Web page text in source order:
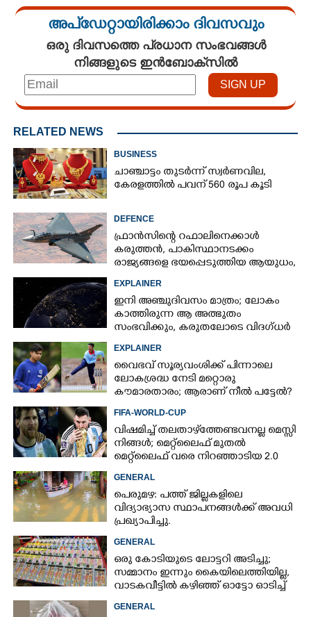
അപ്ഡേറ്റായിരിക്കാം ദിവസവും
ഒരു ദിവസത്തെ പ്രധാന സംഭവങ്ങൾ
നിങ്ങളുടെ ഇൻബോക്സിൽ
RELATED NEWS
BUSINESS
ചാഞ്ചാട്ടം തുടർന്ന് സ്വർണവില,
കേരളത്തിൽ പവന് 560 രൂപ കൂടി
DEFENCE
ഫ്രാൻസിന്റെ റഫാലിനെക്കാൾ
കരുത്തൻ,​ പാകിസ്ഥാനടക്കം
രാജ്യങ്ങളെ ഭയപ്പെടുത്തിയ ആയുധം,​
ഇന്ത്യ നിർമ്മിച്ച എണ്ണം 100ലേക്ക്
EXPLAINER
ഇനി അഞ്ചുദിവസം മാത്രം; ലോകം
കാത്തിരുന്ന ആ അത്ഭുതം
സംഭവിക്കും, കരുതലോടെ വിദഗ്ധർ
EXPLAINER
വൈഭവ് സൂര്യവംശിക്ക് പിന്നാലെ
ലോകശ്രദ്ധ നേടി മറ്റൊരു
കൗമാരതാരം; ആരാണ് നീൽ പട്ടേൽ?
FIFA-WORLD-CUP
വിഷമിച്ച് തലതാഴ്‌ത്തേണ്ടവനല്ല മെസ്സി
നിങ്ങള്‍; മെറ്റ്‌ലൈഫ് മുതല്‍
മെറ്റ്‌ലൈഫ് വരെ നിറഞ്ഞാടിയ 2.0
GENERAL
പെരുമഴ: പത്ത് ജില്ലകളിലെ
വിദ്യാഭ്യാസ സ്ഥാപനങ്ങൾക്ക് അവധി
പ്രഖ്യാപിച്ചു.
GENERAL
ഒരു കോടിയുടെ ലോട്ടറി അടിച്ചു;
സമ്മാനം ഇന്നും കൈയിലെത്തിയില്ല,
വാടകവീട്ടിൽ കഴിഞ്ഞ് ഓട്ടോ ഓടിച്ച്
73കാരൻ
GENERAL